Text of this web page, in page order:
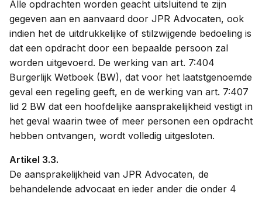
Alle opdrachten worden geacht uitsluitend te zijn
gegeven aan en aanvaard door JPR Advocaten, ook
indien het de uitdrukkelijke of stilzwijgende bedoeling is
dat een opdracht door een bepaalde persoon zal
worden uitgevoerd. De werking van art. 7:404
Burgerlijk Wetboek (BW), dat voor het laatstgenoemde
geval een regeling geeft, en de werking van art. 7:407
lid 2 BW dat een hoofdelijke aansprakelijkheid vestigt in
het geval waarin twee of meer personen een opdracht
hebben ontvangen, wordt volledig uitgesloten.
Artikel 3.3.
De aansprakelijkheid van JPR Advocaten, de
behandelende advocaat en ieder ander die onder 4